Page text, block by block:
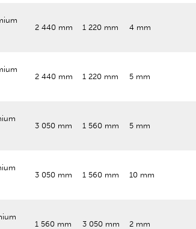
2 440 mm 1 220 mm 4 mm
2 440 mm 1 220 mm 5 mm
3 050 mm 1 560 mm 5 mm
3 050 mm 1 560 mm 10 mm
1 560 mm 3 050 mm 2 mm